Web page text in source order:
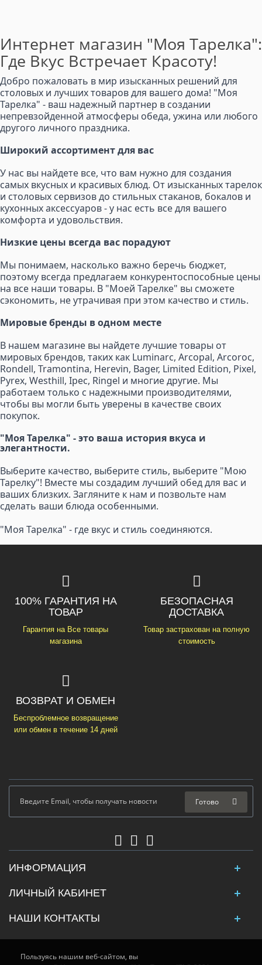
Интернет магазин "Моя Тарелка":
Где Вкус Встречает Красоту!
Добро пожаловать в мир изысканных решений для
столовых и лучших товаров для вашего дома! "Моя
Тарелка" - ваш надежный партнер в создании
непревзойденной атмосферы обеда, ужина или любого
другого личного праздника.
Широкий ассортимент для вас
У нас вы найдете все, что вам нужно для создания
самых вкусных и красивых блюд. От изысканных тарелок
и столовых сервизов до стильных стаканов, бокалов и
кухонных аксессуаров - у нас есть все для вашего
комфорта и удовольствия.
Низкие цены всегда вас порадуют
Мы понимаем, насколько важно беречь бюджет,
поэтому всегда предлагаем конкурентоспособные цены
на все наши товары. В "Моей Тарелке" вы сможете
сэкономить, не утрачивая при этом качество и стиль.
Мировые бренды в одном месте
В нашем магазине вы найдете лучшие товары от
мировых брендов, таких как Luminarc, Arcopal, Arcoroc,
Rondell, Tramontina, Herevin, Bager, Limited Edition, Pixel,
Pyrex, Westhill, Ipec, Ringel и многие другие. Мы
работаем только с надежными производителями,
чтобы вы могли быть уверены в качестве своих
покупок.
"Моя Тарелка" - это ваша история вкуса и
элегантности.
Выберите качество, выберите стиль, выберите "Мою
Тарелку"! Вместе мы создадим лучший обед для вас и
ваших близких. Загляните к нам и позвольте нам
сделать ваши блюда особенными.
"Моя Тарелка" - где вкус и стиль соединяются.
100% ГАРАНТИЯ НА
ТОВАР
Гарантия на Все товары
магазина
БЕЗОПАСНАЯ
ДОСТАВКА
Товар застрахован на полную
стоимость
ВОЗВРАТ И ОБМЕН
Беспроблемное возвращение
или обмен в течение 14 дней
Готово
ИНФОРМАЦИЯ
ЛИЧНЫЙ КАБИНЕТ
НАШИ КОНТАКТЫ
Пользуясь нашим веб-сайтом, вы